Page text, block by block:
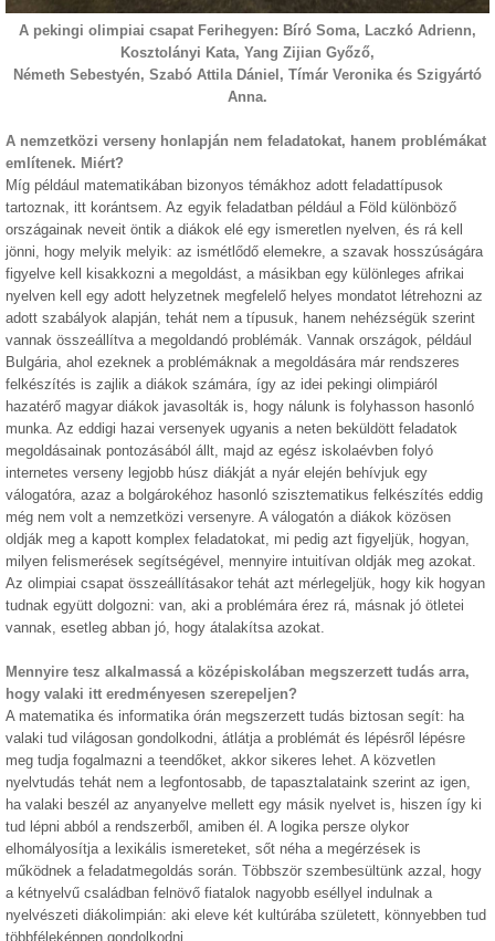
A pekingi olimpiai csapat Ferihegyen: Bíró Soma, Laczkó Adrienn,
Kosztolányi Kata, Yang Zijian Győző,
Németh Sebestyén, Szabó Attila Dániel, Tímár Veronika és Szigyártó
Anna.
A nemzetközi verseny honlapján nem feladatokat, hanem problémákat
említenek. Miért?
Míg például matematikában bizonyos témákhoz adott feladattípusok
tartoznak, itt korántsem. Az egyik feladatban például a Föld különböző
országainak neveit öntik a diákok elé egy ismeretlen nyelven, és rá kell
jönni, hogy melyik melyik: az ismétlődő elemekre, a szavak hosszúságára
figyelve kell kisakkozni a megoldást, a másikban egy különleges afrikai
nyelven kell egy adott helyzetnek megfelelő helyes mondatot létrehozni az
adott szabályok alapján, tehát nem a típusuk, hanem nehézségük szerint
vannak összeállítva a megoldandó problémák. Vannak országok, például
Bulgária, ahol ezeknek a problémáknak a megoldására már rendszeres
felkészítés is zajlik a diákok számára, így az idei pekingi olimpiáról
hazatérő magyar diákok javasolták is, hogy nálunk is folyhasson hasonló
munka. Az eddigi hazai versenyek ugyanis a neten beküldött feladatok
megoldásainak pontozásából állt, majd az egész iskolaévben folyó
internetes verseny legjobb húsz diákját a nyár elején behívjuk egy
válogatóra, azaz a bolgárokéhoz hasonló szisztematikus felkészítés eddig
még nem volt a nemzetközi versenyre. A válogatón a diákok közösen
oldják meg a kapott komplex feladatokat, mi pedig azt figyeljük, hogyan,
milyen felismerések segítségével, mennyire intuitívan oldják meg azokat.
Az olimpiai csapat összeállításakor tehát azt mérlegeljük, hogy kik hogyan
tudnak együtt dolgozni: van, aki a problémára érez rá, másnak jó ötletei
vannak, esetleg abban jó, hogy átalakítsa azokat.
Mennyire tesz alkalmassá a középiskolában megszerzett tudás arra,
hogy valaki itt eredményesen szerepeljen?
A matematika és informatika órán megszerzett tudás biztosan segít: ha
valaki tud világosan gondolkodni, átlátja a problémát és lépésről lépésre
meg tudja fogalmazni a teendőket, akkor sikeres lehet. A közvetlen
nyelvtudás tehát nem a legfontosabb, de tapasztalataink szerint az igen,
ha valaki beszél az anyanyelve mellett egy másik nyelvet is, hiszen így ki
tud lépni abból a rendszerből, amiben él. A logika persze olykor
elhomályosítja a lexikális ismereteket, sőt néha a megérzések is
működnek a feladatmegoldás során. Többször szembesültünk azzal, hogy
a kétnyelvű családban felnövő fiatalok nagyobb eséllyel indulnak a
nyelvészeti diákolimpián: aki eleve két kultúrába született, könnyebben tud
többféleképpen gondolkodni.